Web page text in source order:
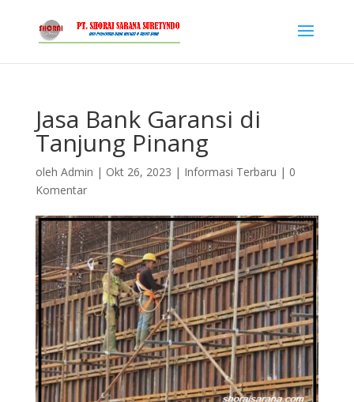
Jasa Bank Garansi di
Tanjung Pinang
oleh Admin | Okt 26, 2023 | Informasi Terbaru | 0
Komentar